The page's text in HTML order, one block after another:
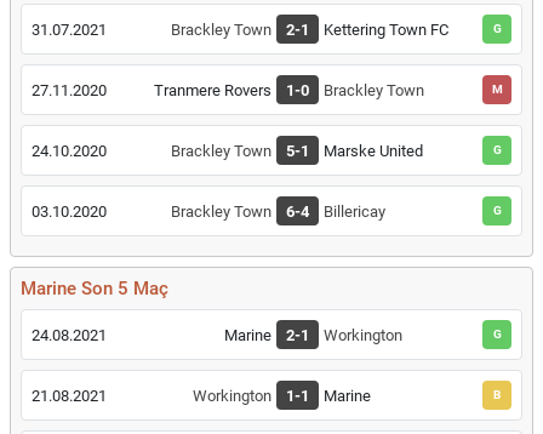
31.07.2021 Brackley Town 2-1 Kettering Town FC G
27.11.2020 Tranmere Rovers 1-0 Brackley Town M
24.10.2020 Brackley Town 5-1 Marske United G
03.10.2020 Brackley Town 6-4 Billericay G
Marine Son 5 Maç
24.08.2021 Marine 2-1 Workington G
21.08.2021 Workington 1-1 Marine B